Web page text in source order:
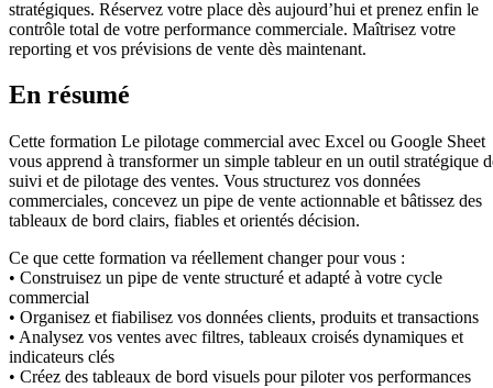
stratégiques. Réservez votre place dès aujourd’hui et prenez enfin le
contrôle total de votre performance commerciale. Maîtrisez votre
reporting et vos prévisions de vente dès maintenant.
En résumé
Cette formation Le pilotage commercial avec Excel ou Google Sheet
vous apprend à transformer un simple tableur en un outil stratégique
suivi et de pilotage des ventes. Vous structurez vos données
commerciales, concevez un pipe de vente actionnable et bâtissez des
tableaux de bord clairs, fiables et orientés décision.
Ce que cette formation va réellement changer pour vous :
• Construisez un pipe de vente structuré et adapté à votre cycle
commercial
• Organisez et fiabilisez vos données clients, produits et transactions
• Analysez vos ventes avec filtres, tableaux croisés dynamiques et
indicateurs clés
• Créez des tableaux de bord visuels pour piloter vos performances